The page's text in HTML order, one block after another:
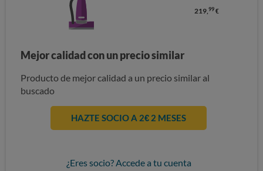
219,99 €
Mejor calidad con un precio similar
Producto de mejor calidad a un precio similar al
buscado
HAZTE SOCIO A 2€ 2 MESES
¿Eres socio? Accede a tu cuenta